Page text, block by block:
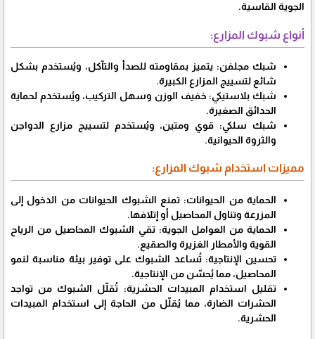
الجوية القاسية.
أنواع شبوك المزارع:
شبك مجلفن: يتميز بمقاومته للصدأ والتآكل، ويُستخدم بشكل
شائع لتسييج المزارع الكبيرة.
شبك بلاستيكي: خفيف الوزن وسهل التركيب، ويُستخدم لحماية
الحدائق الصغيرة.
شبك سلكي: قوي ومتين، ويُستخدم لتسييج مزارع الدواجن
والثروة الحيوانية.
مميزات استخدام شبوك المزارع:
الحماية من الحيوانات: تمنع الشبوك الحيوانات من الدخول إلى
المزرعة وتناول المحاصيل أو إتلافها.
الحماية من العوامل الجوية: تقي الشبوك المحاصيل من الرياح
القوية والأمطار الغزيرة والصقيع.
تحسين الإنتاجية: تُساعد الشبوك على توفير بيئة مناسبة لنمو
المحاصيل، مما يُحسّن من الإنتاجية.
تقليل استخدام المبيدات الحشرية: تُقلّل الشبوك من تواجد
الحشرات الضارة، مما يُقلّل من الحاجة إلى استخدام المبيدات
الحشرية.